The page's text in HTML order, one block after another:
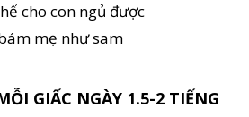
cho con ngủ được
mẹ như sam
GIẤC NGÀY 1.5-2 TIẾNG